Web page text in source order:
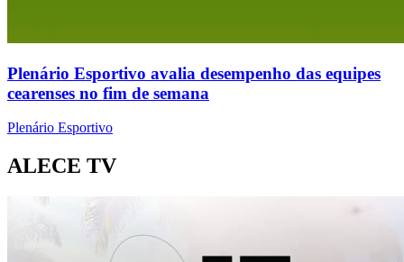
Plenário Esportivo avalia desempenho das equipes
cearenses no fim de semana
Plenário Esportivo
ALECE TV